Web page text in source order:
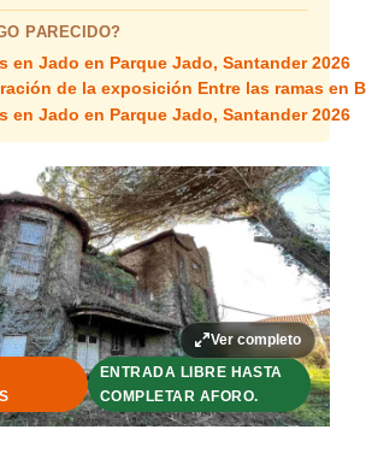
PARECIDO?
en Jado en Parque Jado, Santander 2026
de la exposición Entre las ramas en
en Jado en Parque Jado, Santander 2026
Ver completo
ENTRADA LIBRE HASTA
COMPLETAR AFORO.